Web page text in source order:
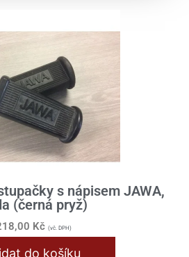
s nápisem JAWA,
(černá pryž)
Kč (vč. DPH)
do košíku